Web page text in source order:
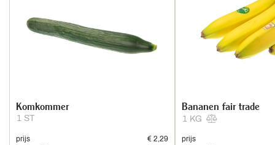
1 ST
Komkommer
prijs
€ 2,29
1 KG
Bananen fair trade
prijs